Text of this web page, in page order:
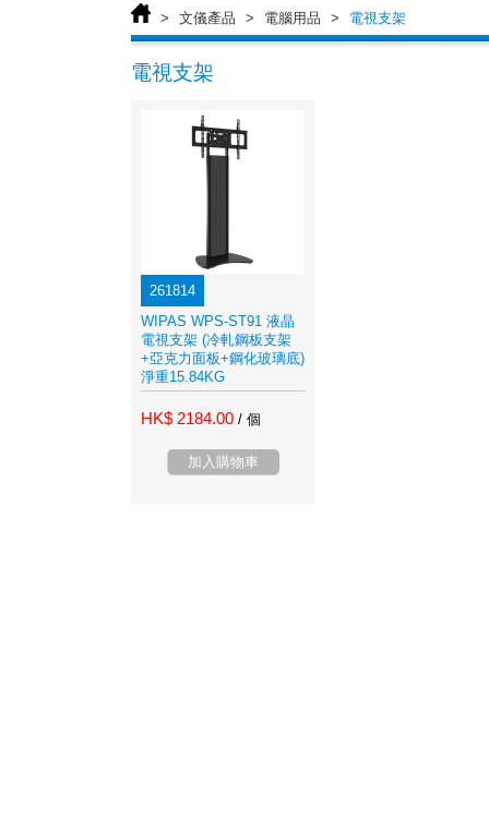
> 文儀產品 > 電腦用品 > 電視支架
電視支架
261814
WIPAS WPS-ST91 液晶
電視支架 (冷軋鋼板支架
+亞克力面板+鋼化玻璃底)
淨重15.84KG
HK$ 2184.00 / 個
加入購物車